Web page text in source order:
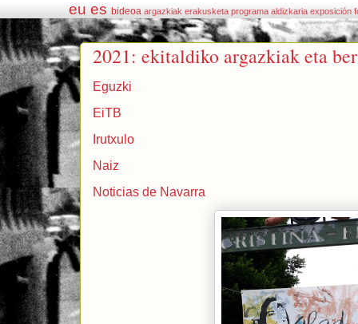
eu es bideoa argazkiak erakusketa programa aldizkaria exposición
2021: ekitaldiko argazkiak eta
Eguzki
EiTB
Irutxulo
Naiz
Noticias de Navarra